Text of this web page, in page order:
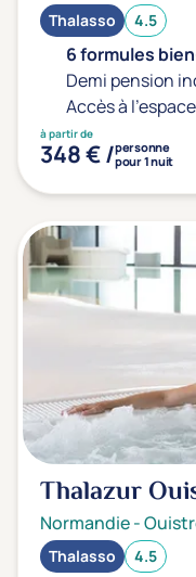
Thalasso 4.5
6 formules
Demi pension
Accès à
à partir de
348 € /personne
pour 1 nuit
Thalazur
Normandie-
Thalasso 4.5